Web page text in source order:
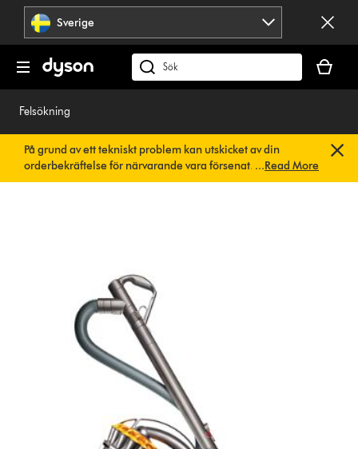
Hoppa
navigering
Sverige
Sök
på
är
tom
Felsökning
På grund av ett tekniskt problem kan utskicket av din
orderbekräftelse för närvarande vara försenat. Vi arbetar
redan på en snabb lösning.Du behöver inte göra någonting.
...Read More